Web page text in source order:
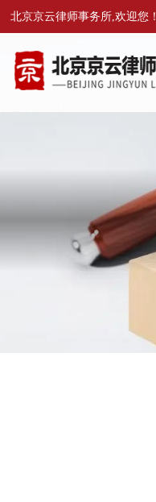
北京京云律师事务所,欢迎您！